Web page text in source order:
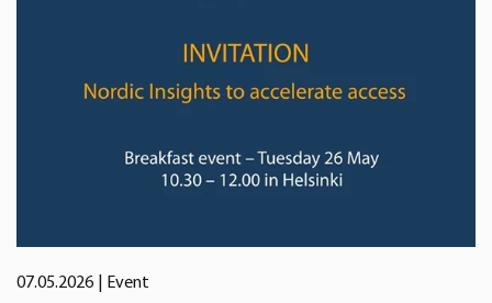
07.05.2026 | Event